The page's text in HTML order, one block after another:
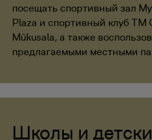
посещать спортивный зал
Plaza и спортивный клуб TM
Mūkusala, а также
предлагаемыми местными
Школы и